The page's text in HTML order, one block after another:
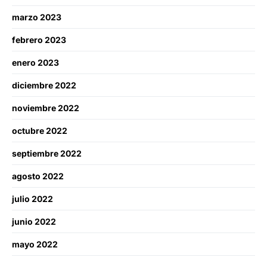
marzo 2023
febrero 2023
enero 2023
diciembre 2022
noviembre 2022
octubre 2022
septiembre 2022
agosto 2022
julio 2022
junio 2022
mayo 2022